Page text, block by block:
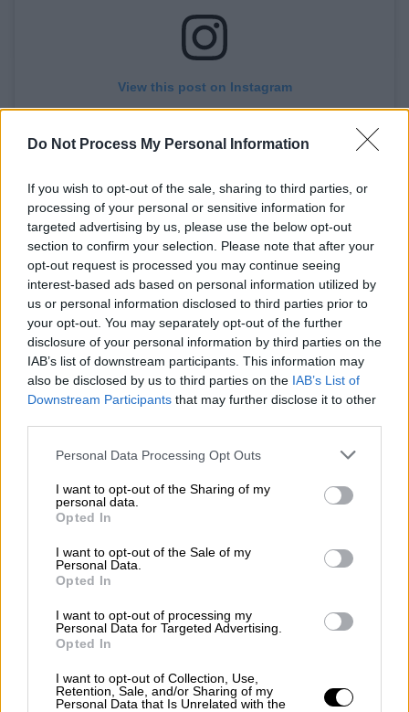
Do Not Process My Personal Information
If you wish to opt-out of the sale, sharing to third parties, or
processing of your personal or sensitive information for
targeted advertising by us, please use the below opt-out
section to confirm your selection. Please note that after your
opt-out request is processed you may continue seeing
interest-based ads based on personal information utilized by
us or personal information disclosed to third parties prior to
your opt-out. You may separately opt-out of the further
disclosure of your personal information by third parties on the
IAB’s list of downstream participants. This information may
also be disclosed by us to third parties on the IAB’s List of
Downstream Participants that may further disclose it to other
Please note that this website/app uses one or more Google
not limited to your visit or usage behaviour. You may click to
grant or deny consent to Google and its third-party tags to
use your data for below specified purposes in below Google
consent section.
Personal Data Processing Opt Outs
I want to opt-out of the Sharing of my
personal data.
Opted In
I want to opt-out of the Sale of my
Personal Data.
Opted In
I want to opt-out of processing my
Personal Data for Targeted Advertising.
Opted In
I want to opt-out of Collection, Use,
Retention, Sale, and/or Sharing of my
Personal Data that Is Unrelated with the
View this post on Instagram
Σε μία από τις κοινές τους φωτογραφίες, οι
δυο τους ανταλλάσσουν έναφιλί, σε άλλη
εικόνα δείχνει το κρεβάτι τους που είναι
γεμάτο μπαλόνια, όπως επίσης και την
Μαριάνα να κρατά ένα όμορφο λουλούδι.